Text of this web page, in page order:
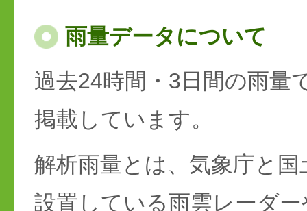
雨量データについて
過去24時間・3日間の雨量
掲載しています。
解析雨量とは、気象庁と
設置している雨雲レーダ